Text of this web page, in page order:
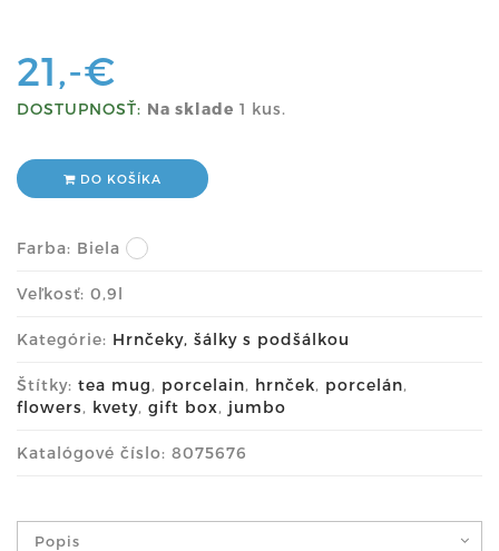
21,-€
DOSTUPNOSŤ: Na sklade 1 kus.
DO KOŠÍKA
Farba: Biela
Veľkosť: 0,9l
Kategórie: Hrnčeky, šálky s podšálkou
Štítky: tea mug, porcelain, hrnček, porcelán,
flowers, kvety, gift box, jumbo
Katalógové číslo: 8075676
Popis